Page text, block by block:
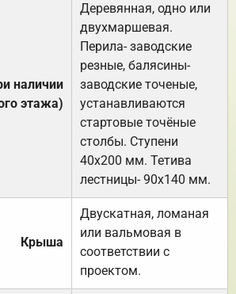
наличии
этажа)
Деревянная, одно или
двухмаршевая.
Перила- заводские
резные, балясины-
заводские точеные,
устанавливаются
стартовые точёные
столбы. Ступени
40х200 мм. Тетива
лестницы- 90х140 мм.
Крыша
Двускатная, ломаная
или вальмовая в
соответствии с
проектом.